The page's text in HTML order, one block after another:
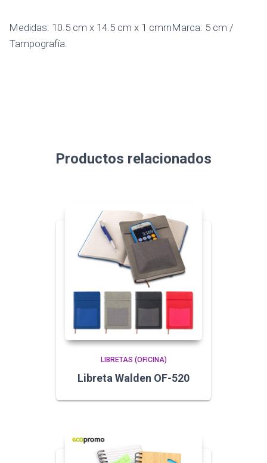
Medidas: 10.5 cm x 14.5 cm x 1 cmrnMarca: 5 cm /
Tampografía.
Productos relacionados
LIBRETAS (OFICINA)
Libreta Walden OF-520